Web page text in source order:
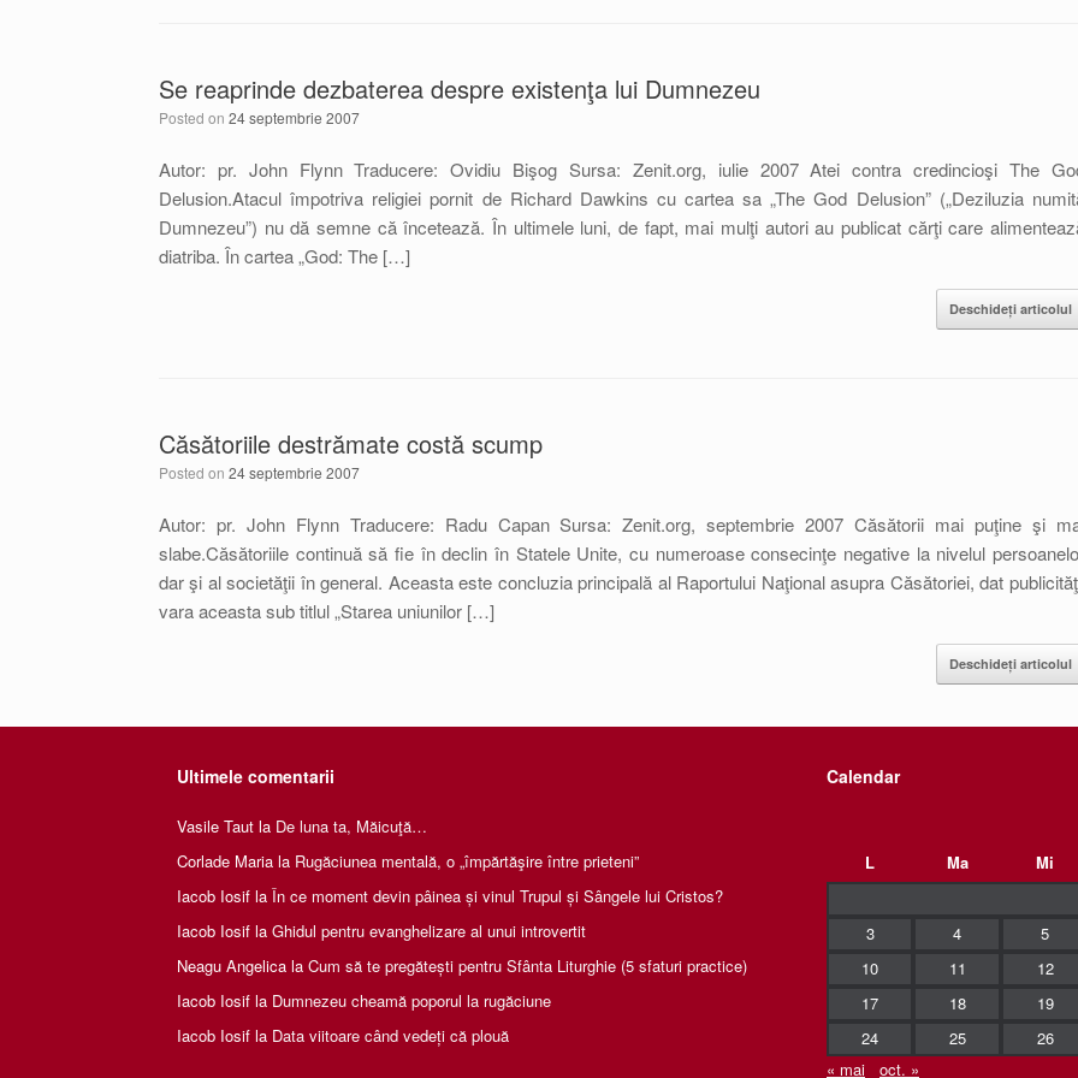
Se reaprinde dezbaterea despre existenţa lui Dumnezeu
Posted on 24 septembrie 2007
Autor: pr. John Flynn Traducere: Ovidiu Bişog Sursa: Zenit.org, iulie 2007 Atei contra credincioşi The
Delusion.Atacul împotriva religiei pornit de Richard Dawkins cu cartea sa „The God Delusion” („Deziluzia
Dumnezeu”) nu dă semne că încetează. În ultimele luni, de fapt, mai mulţi autori au publicat cărţi care
diatriba. În cartea „God: The […]
Deschideți articolul
Căsătoriile destrămate costă scump
Posted on 24 septembrie 2007
Autor: pr. John Flynn Traducere: Radu Capan Sursa: Zenit.org, septembrie 2007 Căsătorii mai puţine şi
slabe.Căsătoriile continuă să fie în declin în Statele Unite, cu numeroase consecinţe negative la nivelul
dar şi al societăţii în general. Aceasta este concluzia principală al Raportului Naţional asupra Căsătoriei, dat
vara aceasta sub titlul „Starea uniunilor […]
Deschideți articolul
Ultimele comentarii
Vasile Taut la De luna ta, Măicuţă…
Corlade Maria la Rugăciunea mentală, o „împărtăşire între prieteni”
Iacob Iosif la În ce moment devin pâinea și vinul Trupul și Sângele lui Cristos?
Iacob Iosif la Ghidul pentru evanghelizare al unui introvertit
Neagu Angelica la Cum să te pregătești pentru Sfânta Liturghie (5 sfaturi practice)
Iacob Iosif la Dumnezeu cheamă poporul la rugăciune
Iacob Iosif la Data viitoare când vedeți că plouă
Calendar
L
Ma Mi
3
4 5
10
11 12
17
18 19
24
25 26
« mai
oct. »